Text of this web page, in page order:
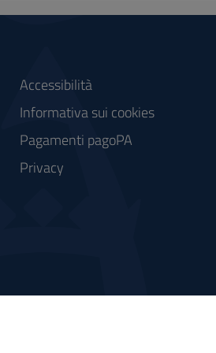
Accessibilità
Informativa sui cookies
Pagamenti pagoPA
Privacy